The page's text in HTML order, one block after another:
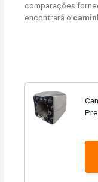
comparações
encontrará o